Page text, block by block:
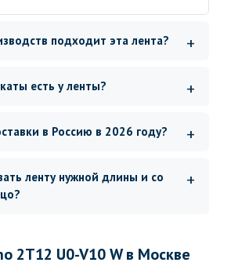
подходит эта лента?
есть у ленты?
в Россию в 2026 году?
ленту нужной длины и со
2T12 U0-V10 W в Москве